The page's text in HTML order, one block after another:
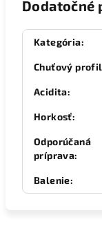
Dodatočné
Kategória:
Chuťový profil
Acidita:
Horkosť:
Odporúčaná
príprava:
Balenie: